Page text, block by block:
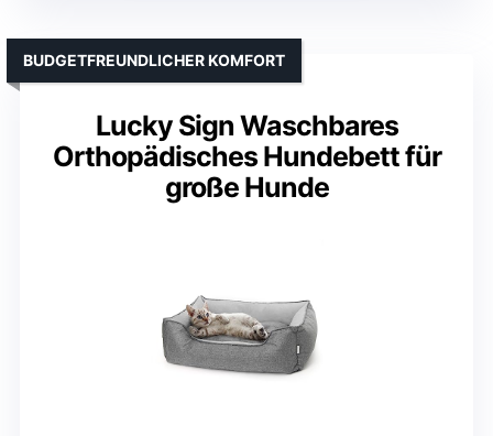
Lucky Sign Waschbares
Orthopädisches Hundebett für
große Hunde
BUDGETFREUNDLICHER KOMFORT